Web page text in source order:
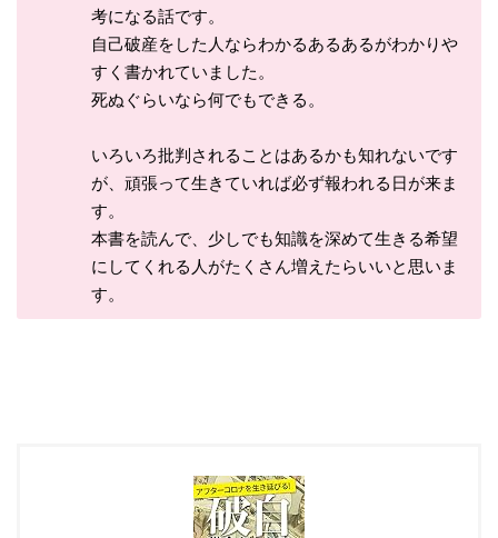
考になる話です。
自己破産をした人ならわかるあるあるがわかりや
すく書かれていました。
死ぬぐらいなら何でもできる。
いろいろ批判されることはあるかも知れないです
が、頑張って生きていれば必ず報われる日が来ま
す。
本書を読んで、少しでも知識を深めて生きる希望
にしてくれる人がたくさん増えたらいいと思いま
す。